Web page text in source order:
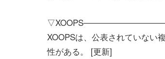
XOOPSは、公表されていない
性がある。 [更新]